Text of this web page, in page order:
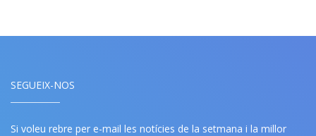
SEGUEIX-NOS
Si voleu rebre per e-mail les notícies de la setmana i la millor